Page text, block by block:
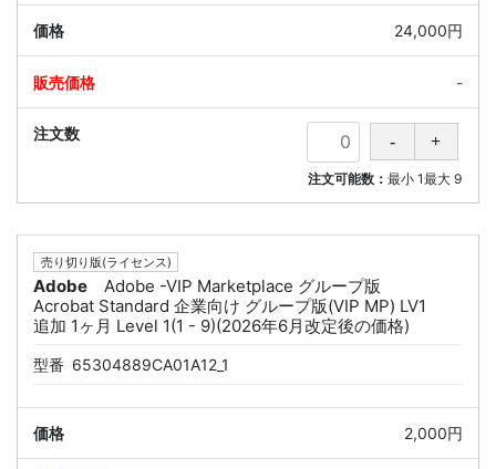
24,000円
-
注文可能数：最小 1最大 9
売り切り版(ライセンス)
Adobe
Adobe -VIP Marketplace グループ版
Acrobat Standard 企業向け グループ版(VIP MP) LV1
追加 1ヶ月 Level 1(1 - 9)(2026年6月改定後の価格)
型番 65304889CA01A12_1
2,000円